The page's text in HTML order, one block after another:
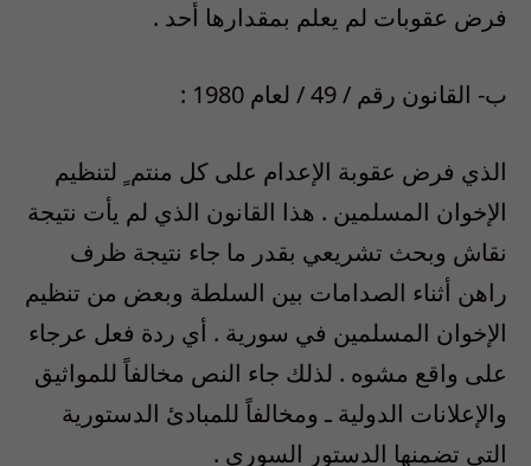
فرض عقوبات لم يعلم بمقدارها أحد .
ب- القانون رقم / 49 / لعام 1980 :
الذي فرض عقوبة الإعدام على كل منتم ٍ لتنظيم
الإخوان المسلمين . هذا القانون الذي لم يأت نتيجة
نقاش وبحث تشريعي بقدر ما جاء نتيجة ظرف
راهن أثناء الصدامات بين السلطة وبعض من تنظيم
الإخوان المسلمين في سورية . أي ردة فعل عرجاء
على واقع مشوه . لذلك جاء النص مخالفاً للمواثيق
والإعلانات الدولية ـ ومخالفاً للمبادئ الدستورية
التي تضمنها الدستور السوري .